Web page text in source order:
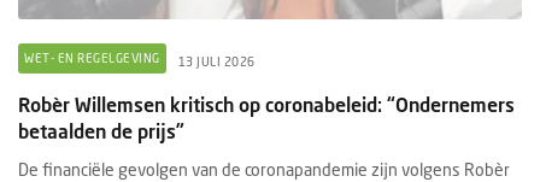
WET- EN REGELGEVING 13 JULI 2026
Robèr Willemsen kritisch op coronabeleid: “Ondernemers
betaalden de prijs”
De financiële gevolgen van de coronapandemie zijn volgens Robèr